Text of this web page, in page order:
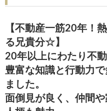
【不動産一筋20年！
る兄貴分☆】
20年以上にわたり不
豊富な知識と行動力
ました。
面倒見が良く、仲間